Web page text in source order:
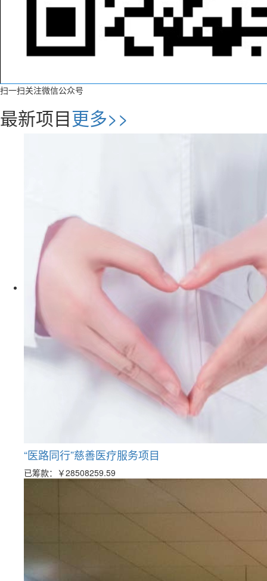
扫一扫关注微信公众号
最新项目更多>>
“医路同行”慈善医疗服务项目
已筹款： ￥28508259.59